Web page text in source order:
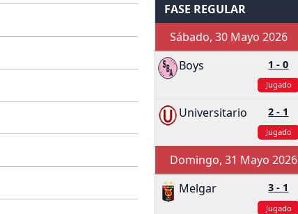
FASE REGULAR
Sábado, 30 Mayo 2026
Boys
1 -0
Jugado
Universitario 2 - 1
Jugado
Domingo, 31 Mayo 2026
Melgar
3 - 1
Jugado